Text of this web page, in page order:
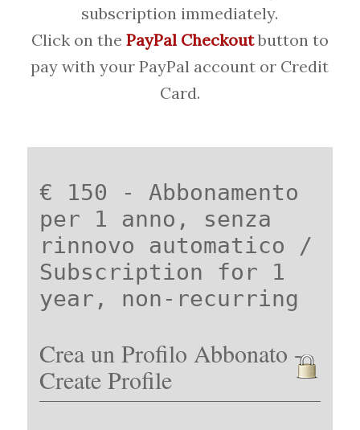
subscription immediately.
Click on the PayPal Checkoutbutton to
pay with your PayPal account or Credit
Card.
€ 150 - Abbonamento
per 1 anno, senza
rinnovo automatico /
Subscription for 1
year, non-recurring
Crea un Profilo Abbonato -
Create Profile